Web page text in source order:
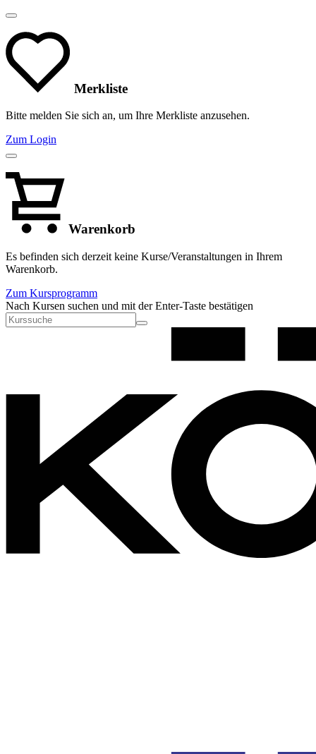
Merkliste
Bitte melden Sie sich an, um Ihre Merkliste anzusehen.
Zum Login
Warenkorb
Es befinden sich derzeit keine Kurse/Veranstaltungen in Ihrem
Warenkorb.
Zum Kursprogramm
Nach Kursen suchen und mit der Enter-Taste bestätigen